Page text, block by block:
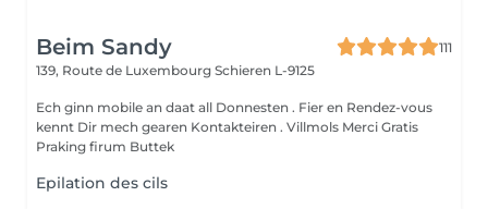
Beim Sandy
111
139, Route de Luxembourg Schieren L-9125
Ech ginn mobile an daat all Donnesten . Fier en Rendez-vous
kennt Dir mech gearen Kontakteiren . Villmols Merci Gratis
Praking firum Buttek
Epilation des cils